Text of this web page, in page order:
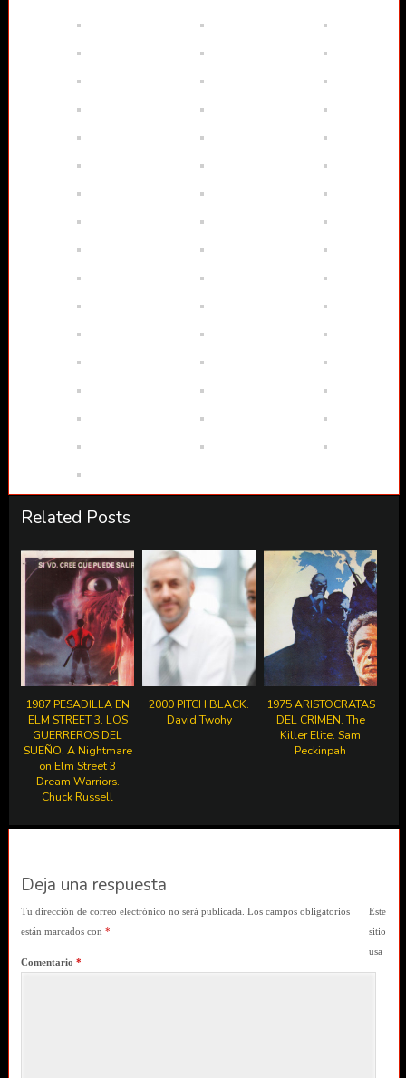
Related Posts
1987 PESADILLA EN
ELM STREET 3. LOS
GUERREROS DEL
SUEÑO. A Nightmare
on Elm Street 3
Dream Warriors.
Chuck Russell
2000 PITCH BLACK.
David Twohy
1975 ARISTOCRATAS
DEL CRIMEN. The
Killer Elite. Sam
Peckinpah
Deja una respuesta
Tu dirección de correo electrónico no será publicada. Los campos obligatorios
están marcados con *
Comentario *
Este
sitio
usa